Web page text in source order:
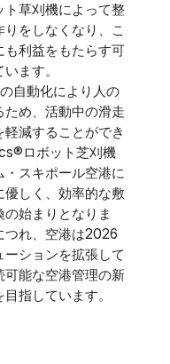
ト草刈機によって整
をしなくなり、こ
利益をもたらす可
ます。
自動化により人の
め、活動中の滑走
減することができ
ロボット芝刈機
スキポール空港に
優しく、効率的な敷
始まりとなりま
つれ、空港は2026
ションを拡張して
可能な空港管理の新
指しています。